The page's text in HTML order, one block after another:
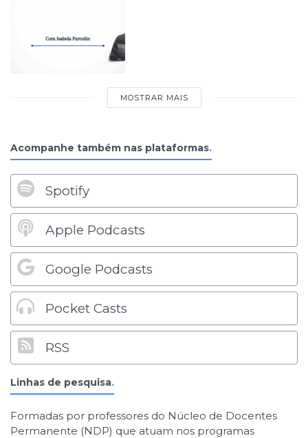
MOSTRAR MAIS
Acompanhe também nas plataformas.
Spotify
Apple Podcasts
Google Podcasts
Pocket Casts
RSS
Linhas de pesquisa.
Formadas por professores do Núcleo de Docentes
Permanente (NDP) que atuam nos programas